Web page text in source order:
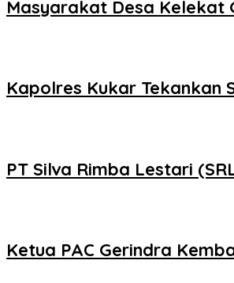
Masyarakat Desa Kelekat
Kapolres Kukar Tekankan
PT Silva Rimba Lestari
Ketua PAC Gerindra